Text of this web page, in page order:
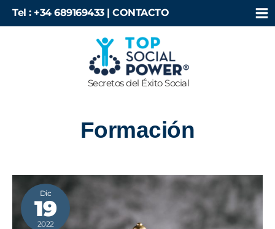
contenido
Tel : +34 689169433 | CONTACTO
Secretos del Éxito Social
Formación
Dic
19
2022
MITO
DEL
EMPLEO